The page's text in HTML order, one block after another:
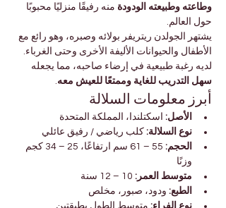
وطاعته وطبيعته الودودة منه رفيقًا منزليًا محبوبًا
حول العالم.
يشتهر الجولدن ريتريفر بولائه وصبره، وهو رائع مع
الأطفال والحيوانات الأليفة الأخرى وحتى الغرباء.
لديه رغبة طبيعية في إرضاء صاحبه، مما يجعله
سهل التدريب للغاية وممتعًا للعيش معه.
أبرز معلومات السلالة
الأصل: اسكتلندا، المملكة المتحدة
نوع السلالة: كلب رياضي / رفيق عائلي
الحجم:
55 – 61 سم ارتفاعًا، 25 – 34 كجم
وزنًا
متوسط العمر:
الطبع: ودود، صبور، مخلص